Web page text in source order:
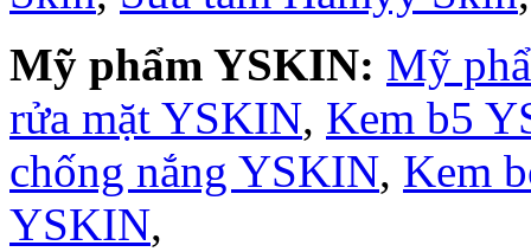
Mỹ phẩm YSKIN: Mỹ
rửa mặt YSKIN, Kem b5
chống nắng YSKIN, Kem
YSKIN,